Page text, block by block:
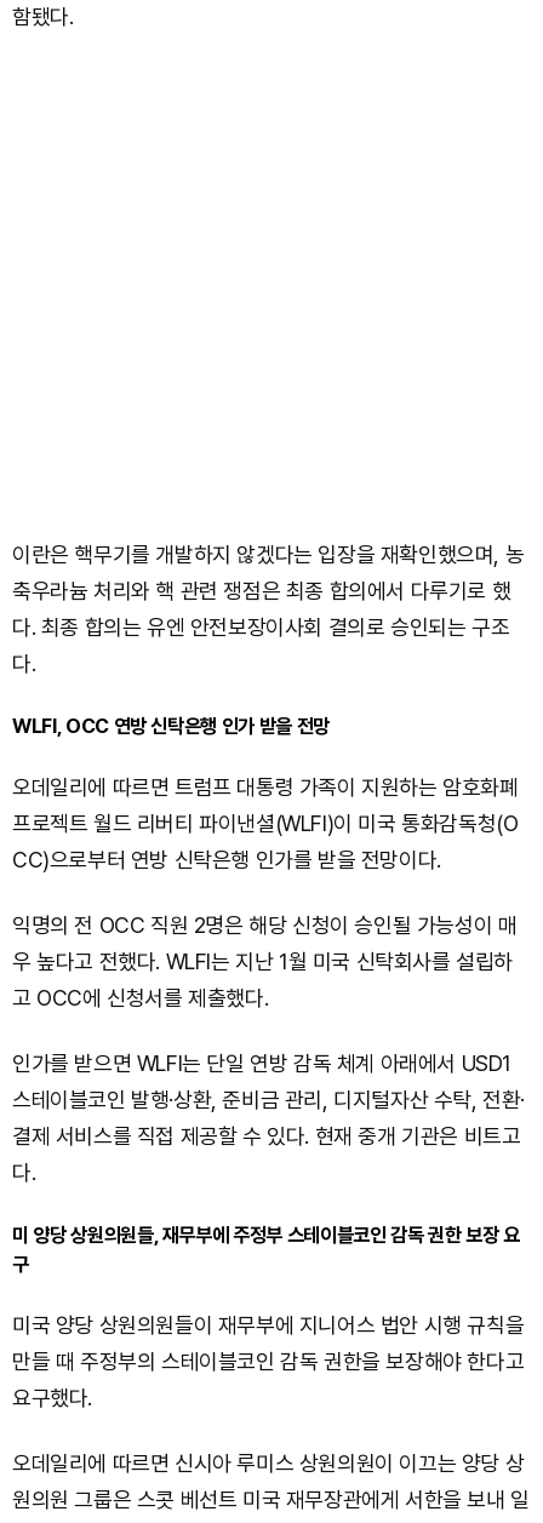
함됐다.
이란은 핵무기를 개발하지 않겠다는 입장을 재확인했으며, 농
축우라늄 처리와 핵 관련 쟁점은 최종 합의에서 다루기로 했
다. 최종 합의는 유엔 안전보장이사회 결의로 승인되는 구조
다.
WLFI, OCC 연방 신탁은행 인가 받을 전망
오데일리에 따르면 트럼프 대통령 가족이 지원하는 암호화폐
프로젝트 월드 리버티 파이낸셜(WLFI)이 미국 통화감독청(O
CC)으로부터 연방 신탁은행 인가를 받을 전망이다.
익명의 전 OCC 직원 2명은 해당 신청이 승인될 가능성이 매
우 높다고 전했다. WLFI는 지난 1월 미국 신탁회사를 설립하
고 OCC에 신청서를 제출했다.
인가를 받으면 WLFI는 단일 연방 감독 체계 아래에서 USD1
스테이블코인 발행·상환, 준비금 관리, 디지털자산 수탁, 전환·
결제 서비스를 직접 제공할 수 있다. 현재 중개 기관은 비트고
다.
미 양당 상원의원들, 재무부에 주정부 스테이블코인 감독 권한 보장 요
구
미국 양당 상원의원들이 재무부에 지니어스 법안 시행 규칙을
만들 때 주정부의 스테이블코인 감독 권한을 보장해야 한다고
요구했다.
오데일리에 따르면 신시아 루미스 상원의원이 이끄는 양당 상
원의원 그룹은 스콧 베선트 미국 재무장관에게 서한을 보내 일